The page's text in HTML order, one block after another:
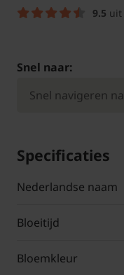
9.5 uit
Snel naar:
Specificaties
Nederlandse naam
Bloeitijd
Bloemkleur